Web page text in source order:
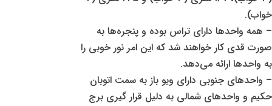
خواب).
– همه واحدها دارای تراس بوده و پنجره‌ها به
صورت قدی کار خواهند شد که این امر نور خوبی را
به واحدها ارائه می‌دهد.
– واحدهای جنوبی دارای ویو باز به سمت اتوبان
حکیم و واحدهای شمالی به دلیل قرار گیری برج